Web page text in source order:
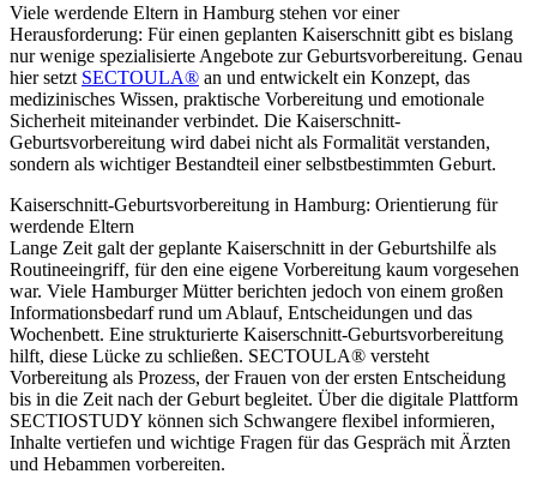
Viele werdende Eltern in Hamburg stehen vor einer
Herausforderung: Für einen geplanten Kaiserschnitt gibt es bislang
nur wenige spezialisierte Angebote zur Geburtsvorbereitung. Genau
hier setzt SECTOULA® an und entwickelt ein Konzept, das
medizinisches Wissen, praktische Vorbereitung und emotionale
Sicherheit miteinander verbindet. Die Kaiserschnitt-
Geburtsvorbereitung wird dabei nicht als Formalität verstanden,
sondern als wichtiger Bestandteil einer selbstbestimmten Geburt.
Kaiserschnitt-Geburtsvorbereitung in Hamburg: Orientierung für
werdende Eltern
Lange Zeit galt der geplante Kaiserschnitt in der Geburtshilfe als
Routineeingriff, für den eine eigene Vorbereitung kaum vorgesehen
war. Viele Hamburger Mütter berichten jedoch von einem großen
Informationsbedarf rund um Ablauf, Entscheidungen und das
Wochenbett. Eine strukturierte Kaiserschnitt-Geburtsvorbereitung
hilft, diese Lücke zu schließen. SECTOULA® versteht
Vorbereitung als Prozess, der Frauen von der ersten Entscheidung
bis in die Zeit nach der Geburt begleitet. Über die digitale Plattform
SECTIOSTUDY können sich Schwangere flexibel informieren,
Inhalte vertiefen und wichtige Fragen für das Gespräch mit Ärzten
und Hebammen vorbereiten.